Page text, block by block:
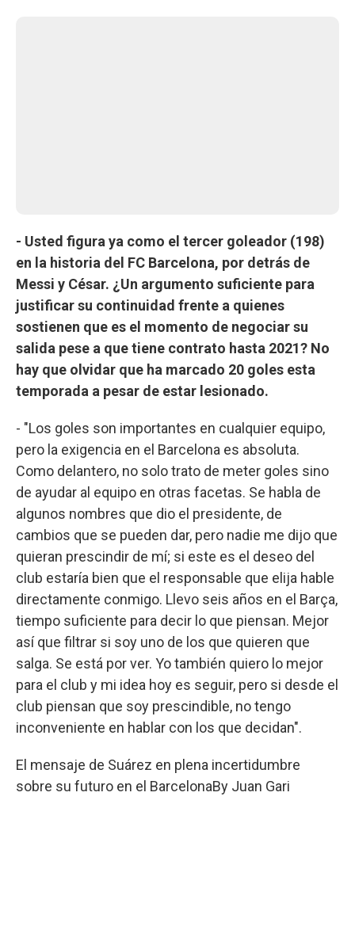
- Usted figura ya como el tercer goleador (198)
en la historia del FC Barcelona, por detrás de
Messi y César. ¿Un argumento suficiente para
justificar su continuidad frente a quienes
sostienen que es el momento de negociar su
salida pese a que tiene contrato hasta 2021? No
hay que olvidar que ha marcado 20 goles esta
temporada a pesar de estar lesionado.
- "Los goles son importantes en cualquier equipo,
pero la exigencia en el Barcelona es absoluta.
Como delantero, no solo trato de meter goles sino
de ayudar al equipo en otras facetas. Se habla de
algunos nombres que dio el presidente, de
cambios que se pueden dar, pero nadie me dijo que
quieran prescindir de mí; si este es el deseo del
club estaría bien que el responsable que elija hable
directamente conmigo. Llevo seis años en el Barça,
tiempo suficiente para decir lo que piensan. Mejor
así que filtrar si soy uno de los que quieren que
salga. Se está por ver. Yo también quiero lo mejor
para el club y mi idea hoy es seguir, pero si desde el
club piensan que soy prescindible, no tengo
inconveniente en hablar con los que decidan".
El mensaje de Suárez en plena incertidumbre
sobre su futuro en el BarcelonaBy Juan Gari